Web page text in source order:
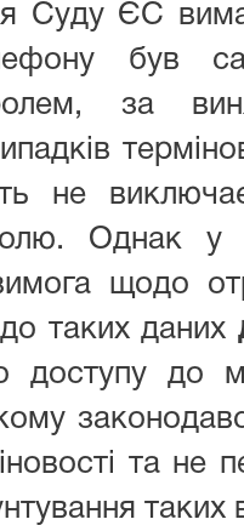
Суду ЄС
був
за
не
Однак у
щодо
таких даних
доступу до
та не
таких